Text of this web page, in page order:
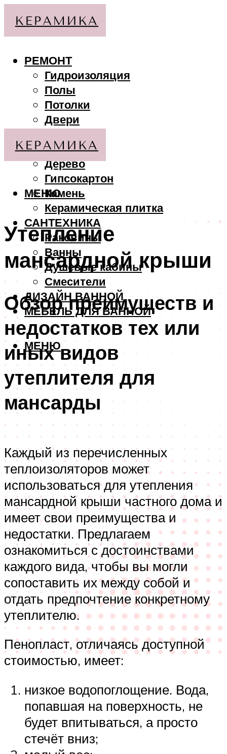
РЕМОНТ
Гидроизоляция
Полы
Потолки
Двери
МАТЕРИАЛЫ
Дерево
Гипсокартон
Камень
Керамическая плитка
САНТЕХНИКА
Раковины
Ванны
Душевые кабины
Смесители
ДИЗАЙН ВАННОЙ
МЕБЕЛЬ ДЛЯ ВАННОЙ
МЕНЮ
МЕНЮ
Утепление
мансардной крыши
Обзор преимуществ и
недостатков тех или
иных видов
утеплителя для
мансарды
Каждый из перечисленных
теплоизоляторов может
использоваться для утепления
мансардной крыши частного дома и
имеет свои преимущества и
недостатки. Предлагаем
ознакомиться с достоинствами
каждого вида, чтобы вы могли
сопоставить их между собой и
отдать предпочтение конкретному
утеплителю.
Пенопласт, отличаясь доступной
стоимостью, имеет:
низкое водопоглощение. Вода,
попавшая на поверхность, не
будет впитываться, а просто
стечёт вниз;